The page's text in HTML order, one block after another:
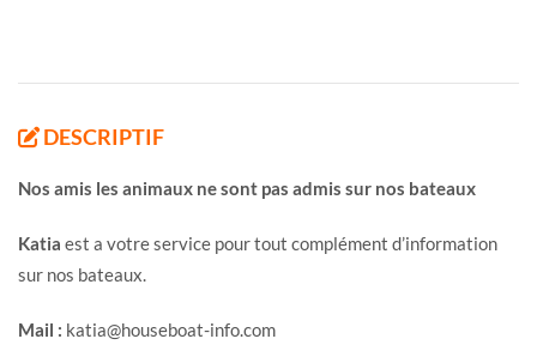
DESCRIPTIF
Nos amis les animaux ne sont pas admis sur nos bateaux
Katia est a votre service pour tout complément d’information
sur nos bateaux.
Mail : katia@houseboat-info.com